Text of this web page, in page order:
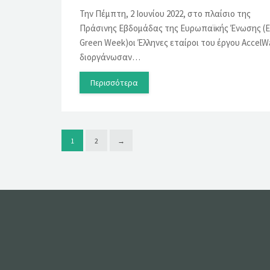
Την Πέμπτη, 2 Ιουνίου 2022, στο πλαίσιο της
Πράσινης Εβδομάδας της Ευρωπαϊκής Ένωσης
Green Week)οι Έλληνες εταίροι του έργου
διοργάνωσαν…
Περισσότερα
1 2 →